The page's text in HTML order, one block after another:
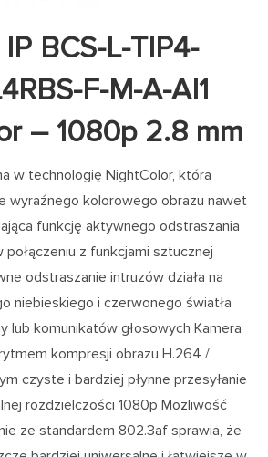
BCS-L-TIP4-
F-M-A-AI1
– 1080p 2.8 mm
w technologię NightColor, która
wyraźnego kolorowego obrazu nawet
funkcję aktywnego odstraszania
połączeniu z funkcjami sztucznej
odstraszanie intruzów działa na
niebieskiego i czerwonego światła
lub komunikatów głosowych Kamera
kompresji obrazu H.264 /
czyste i bardziej płynne przesyłanie
rozdzielczości 1080p Możliwość
ze standardem 802.3af sprawia, że